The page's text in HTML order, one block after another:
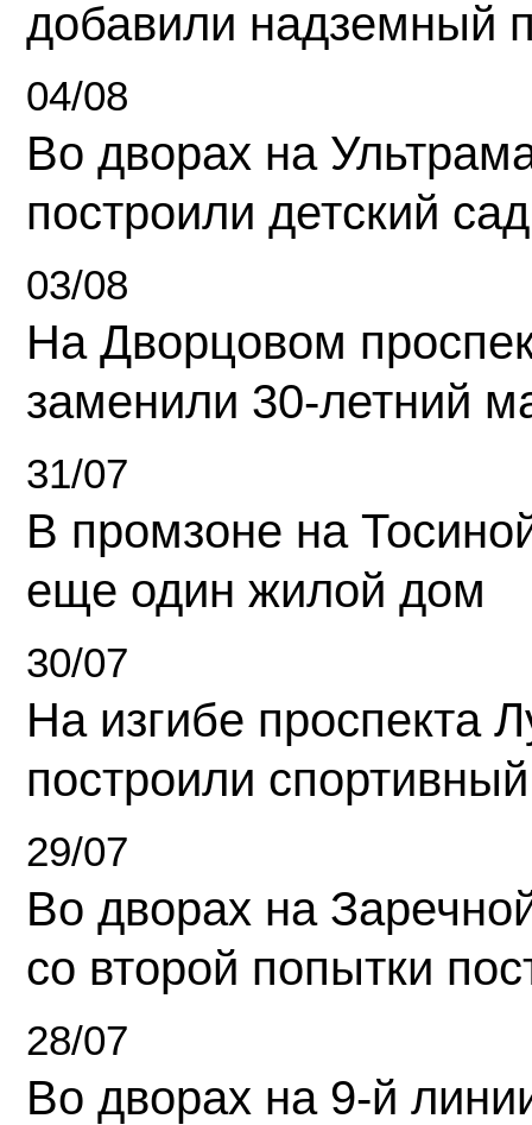
добавили надземный
04/08
Во дворах на
построили детский сад
03/08
На Дворцовом
заменили 30-летний
31/07
В промзоне на
еще один жилой дом
30/07
На изгибе проспекта
построили
29/07
Во дворах на
со второй попытки
28/07
Во дворах на 9-й